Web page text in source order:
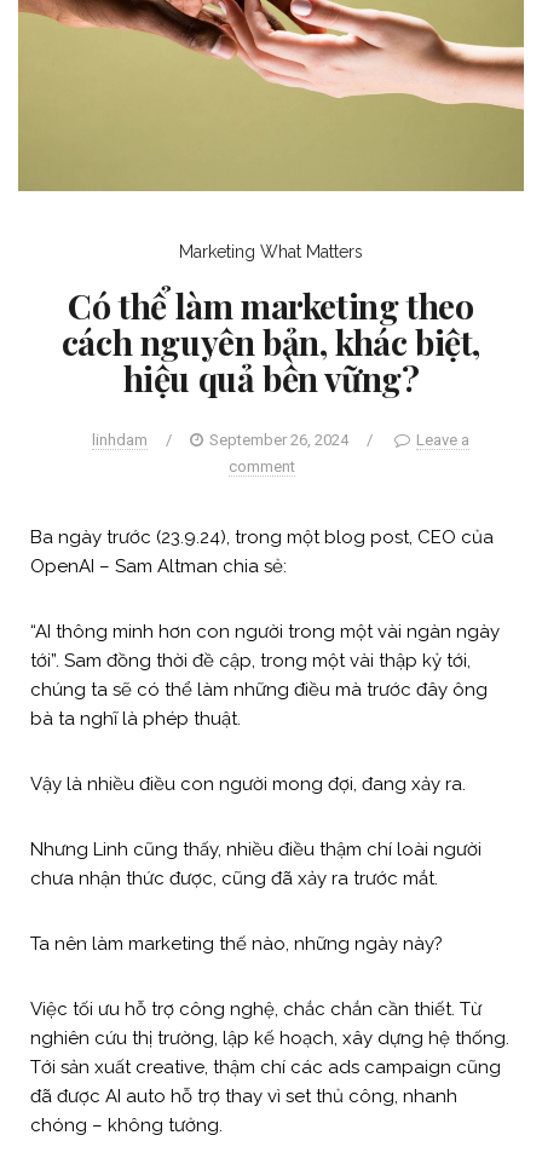
Marketing What Matters
Có thể làm marketing theo
cách nguyên bản, khác biệt,
hiệu quả bền vững?
linhdam / September 26, 2024 /
Leave a
comment
Ba ngày trước (23.9.24), trong một blog post, CEO của
OpenAI – Sam Altman chia sẻ:
“AI thông minh hơn con người trong một vài ngàn ngày
tới”. Sam đồng thời đề cập, trong một vài thập kỷ tới,
chúng ta sẽ có thể làm những điều mà trước đây ông
bà ta nghĩ là phép thuật.
Vậy là nhiều điều con người mong đợi, đang xảy ra.
Nhưng Linh cũng thấy, nhiều điều thậm chí loài người
chưa nhận thức được, cũng đã xảy ra trước mắt.
Ta nên làm marketing thế nào, những ngày này?
Việc tối ưu hỗ trợ công nghệ, chắc chắn cần thiết. Từ
nghiên cứu thị trường, lập kế hoạch, xây dựng hệ thống.
Tới sản xuất creative, thậm chí các ads campaign cũng
đã được AI auto hỗ trợ thay vì set thủ công, nhanh
chóng – không tưởng.